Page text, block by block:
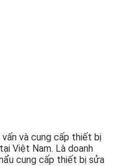
và cung cấp thiết bị
Việt Nam. Là doanh
cung cấp thiết bị sửa